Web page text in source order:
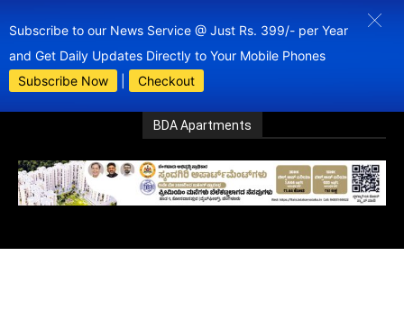
Subscribe to our News Service @ Just Rs. 399/- per Year
and Get Daily Updates Directly to Your Mobile Phones
Subscribe Now
Checkout
BDA Apartments